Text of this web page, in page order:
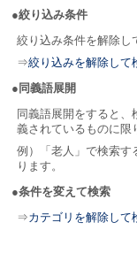
●絞り込み条件
絞り込み条件を解除し
⇒絞り込みを解除して
●同義語展開
同義語展開をすると、
義されているものに限
例）「老人」で検索す
ります。
●条件を変えて検索
⇒カテゴリを解除して